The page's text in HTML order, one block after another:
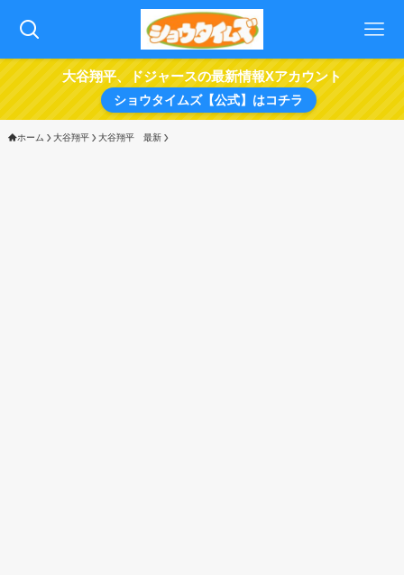
大谷翔平、ドジャースの最新情報Xアカウント
ショウタイムズ【公式】はコチラ
ホーム 大谷翔平 大谷翔平 最新